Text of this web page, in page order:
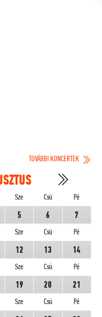
TOVÁBBI KONCERTEK
Sze
5
Csü
6
Pé
7
Sze
12
Csü
13
Pé
14
Sze
19
Csü
20
Pé
21
Sze Csü Pé